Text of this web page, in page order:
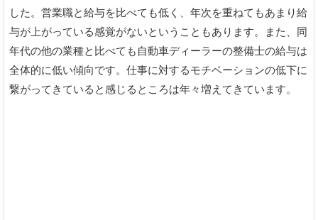
した。営業職と給与を比べても低く、年次を重ねてもあまり給
与が上がっている感覚がないということもあります。また、同
年代の他の業種と比べても自動車ディーラーの整備士の給与は
全体的に低い傾向です。仕事に対するモチベーションの低下に
繋がってきていると感じるところは年々増えてきています。